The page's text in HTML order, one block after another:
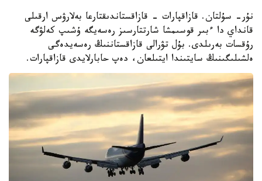
نۇر- سۇلتان. قازاقپارات - قازاقستاندىقتارعا بەلارۋس ارقىلى
قانداي دا ءبىر قوسىمشا شارتتارسىز رەسەيگە ۇشىپ كەلۋگە
رۇقسات بەرىلدى. بۇل تۋرالى قازاقستاننىڭ رەسەيدەگى
ەلشىلىگىنىڭ سايتىندا ايتىلعان، دەپ حابارلايدى قازاقپارات.